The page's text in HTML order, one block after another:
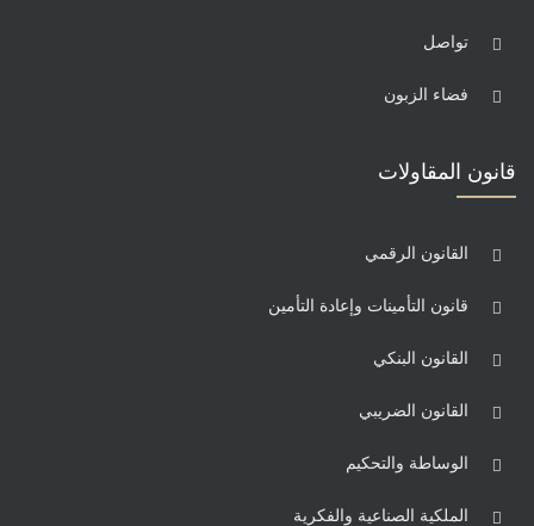
تواصل
فضاء الزبون
قانون المقاولات
القانون الرقمي
قانون التأمينات وإعادة التأمين
القانون البنكي
القانون الضريبي
الوساطة والتحكيم
الملكية الصناعية والفكرية